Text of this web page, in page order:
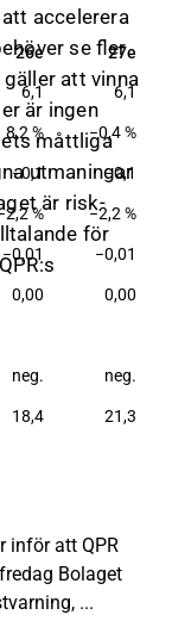
accelerera
se fler
att vinna
är ingen
måttliga
utmaningar
är risk-
för
(BI)
Helsingfors.
26e 27e
26e 27e
6,1 6,1
8,2 % −0,4 %
−0,1 −0,1
% −2,2 %
−0,01 −0,01
0,00 0,00
neg. neg.
18,4 21,3
inför att QPR
Bolaget
...